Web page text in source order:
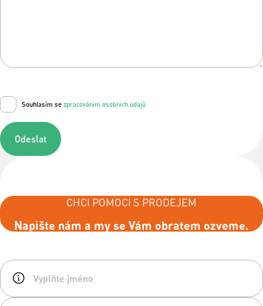
Souhlasím se zpracováním osobních údajů
Odeslat
CHCI POMOCI S PRODEJEM
Napište nám a my se Vám obratem ozveme.